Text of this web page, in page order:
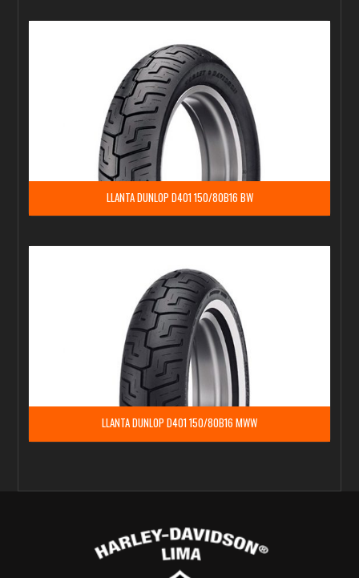
LLANTA DUNLOP D401 150/80B16 BW
LLANTA DUNLOP D401 150/80B16 MWW